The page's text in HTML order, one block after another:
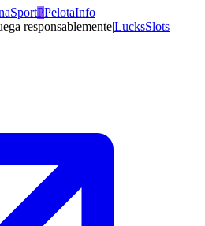
PPelotaInfo
responsablemente|LucksSlots